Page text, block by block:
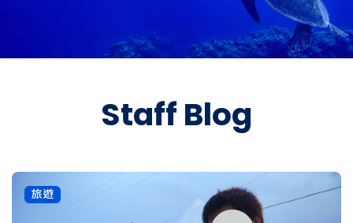
Staff Blog
旅遊